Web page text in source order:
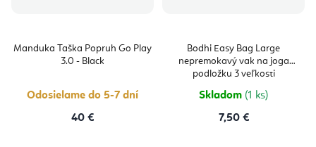
Manduka Taška Popruh Go Play
3.0 - Black
Odosielame do 5-7 dní
40 €
Bodhi Easy Bag Large
nepremokavý vak na joga
podložku 3 veľkosti
Skladom (1 ks)
7,50 €